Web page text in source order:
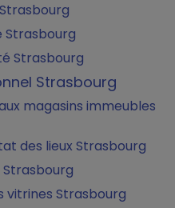
Strasbourg
Strasbourg
Strasbourg
magasins immeubles
des lieux Strasbourg
vitrines Strasbourg